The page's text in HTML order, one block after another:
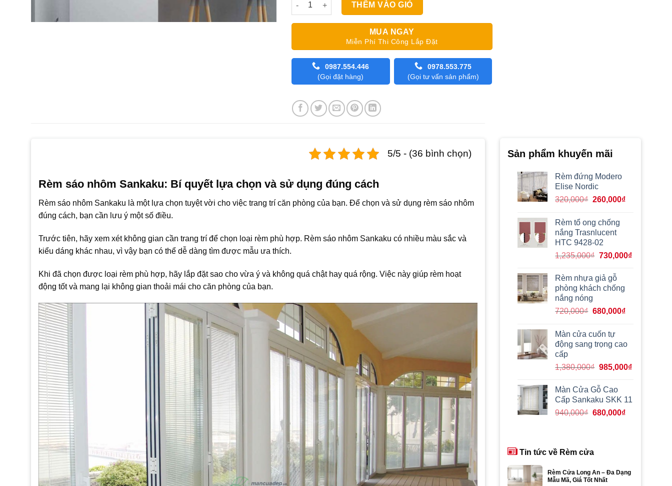
THÊM VÀO GIỎ
MUA NGAY
Miễn Phí Thi Công Lắp Đặt
0987.554.446
(Gọi đặt hàng)
0978.553.775
(Gọi tư vấn sản phẩm)
5/5 - (36 bình chọn)
Rèm sáo nhôm Sankaku: Bí quyết lựa chọn và sử dụng đúng cách
Rèm sáo nhôm Sankaku là một lựa chọn tuyệt vời cho việc trang trí căn phòng của bạn. Để chọn và sử dụng rèm sáo nhôm
đúng cách, bạn cần lưu ý một số điều.
Trước tiên, hãy xem xét không gian cần trang trí để chọn loại rèm phù hợp. Rèm sáo nhôm Sankaku có nhiều màu sắc và
kiểu dáng khác nhau, vì vậy bạn có thể dễ dàng tìm được mẫu ưa thích.
Khi đã chọn được loại rèm phù hợp, hãy lắp đặt sao cho vừa ý và không quá chật hay quá rộng. Việc này giúp rèm hoạt
động tốt và mang lại không gian thoải mái cho căn phòng của bạn.
Sản phẩm khuyến mãi
Rèm đứng Modero
Elise Nordic
320,000₫ Giá
là:
320,000₫.
260,000₫Giá
Rèm tổ ong chống
nắng Trasnlucent
HTC 9428-02
1,235,000₫ Giá
là:
1,235,000₫.
730,000₫Giá
Rèm nhựa giả gỗ
phòng khách chống
nắng nóng
720,000₫ Giá
là:
720,000₫.
680,000₫Giá
là:
Màn cửa cuốn tự
động sang trọng cao
cấp
1,380,000₫ Giá
là:
1,380,000₫.
985,000₫Giá
Màn Cửa Gỗ Cao
Cấp Sankaku SKK 11
940,000₫ Giá
680,000₫Giá
Tin tức về Rèm cửa
Rèm Cửa Long An – Đa Dạng
Mẫu Mã, Giá Tốt Nhất